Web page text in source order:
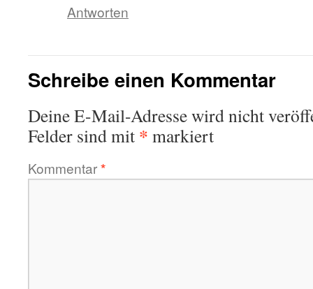
Antworten
Schreibe einen Kommentar
Deine E-Mail-Adresse wird nicht
Felder sind mit * markiert
Kommentar*